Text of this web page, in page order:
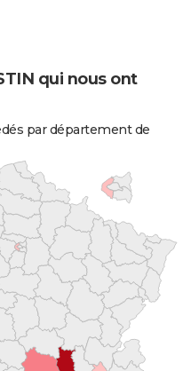
qui nous ont
par département de